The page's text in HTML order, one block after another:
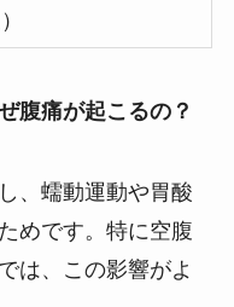
腹痛が起こるの？
、蠕動運動や胃酸
めです。特に空腹
は、この影響がよ